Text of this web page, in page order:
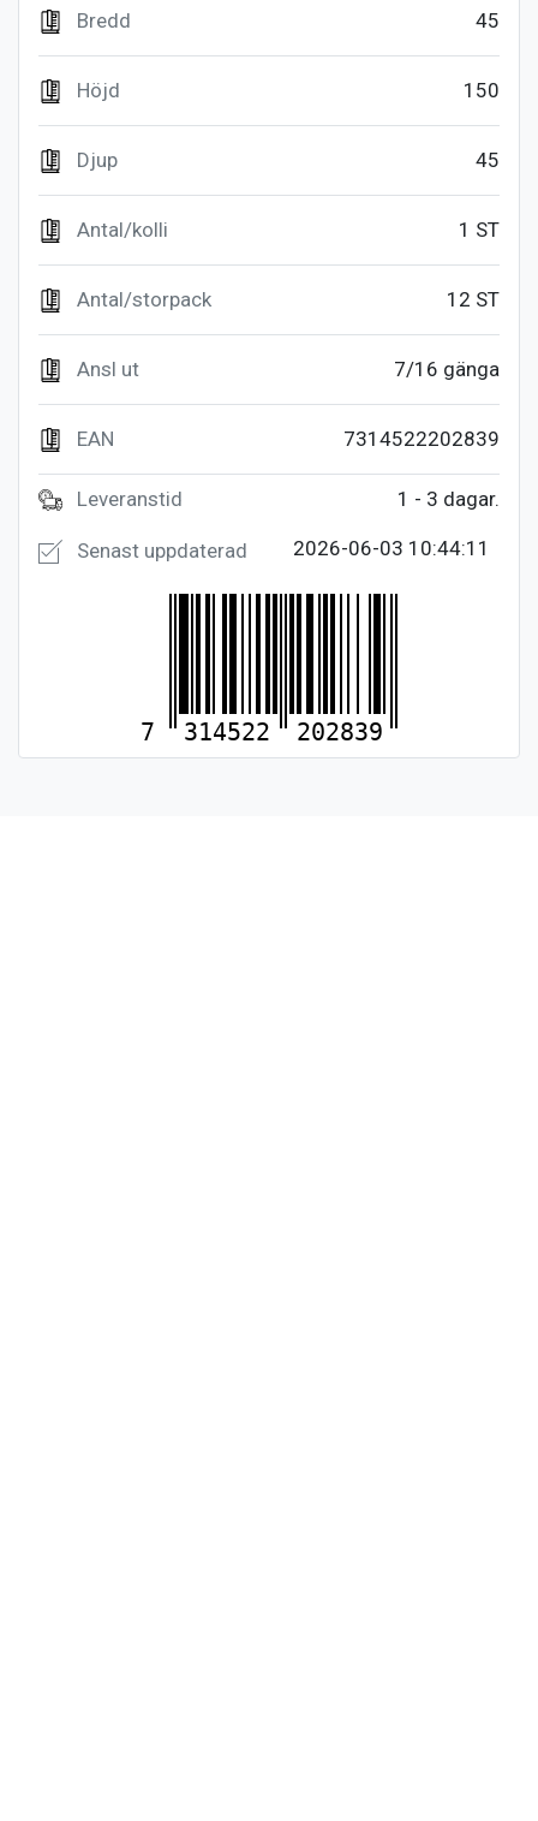
45
Bredd
150
Höjd
45
Djup
1 ST
Antal/kolli
12 ST
Antal/storpack
7/16 gänga
Ansl ut
7314522202839
EAN
1 - 3 dagar.
Leveranstid
2026-06-03 10:44:11
Senast uppdaterad
7 314522 202839